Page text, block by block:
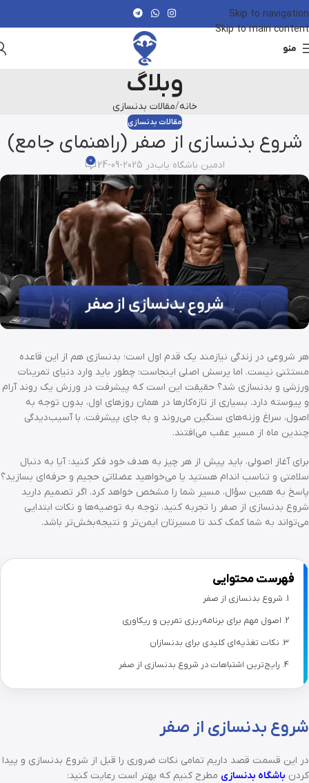
Skip to navigation
Skip to main content
منو
وبلاگ
خانه مقالات بدنسازی
مقالات بدنسازی
شروع بدنسازی از صفر (راهنمای جامع)
ادمین باشگاه یابدر 2025-09-24 0
هر شروعی در زندگی نیازمند یک قدم اول است؛ بدنسازی هم از این قاعده
مستثنی نیست. اما پرسش اصلی اینجاست: چطور باید وارد دنیای تمرینات
ورزشی و بدنسازی شد؟ حقیقت این است که پیشرفت در ورزش یک روند آرام
و پیوسته دارد. بسیاری از تازه‌کارها در همان روزهای اول، بدون توجه به
اصول، سراغ وزنه‌های سنگین می‌روند و به جای پیشرفت، با آسیب‌دیدگی
چندین ماه از مسیر عقب می‌افتند.
برای آغاز اصولی، باید پیش از هر چیز به هدف خود فکر کنید: آیا به دنبال
سلامتی و تناسب اندام هستید یا می‌خواهید عضلاتی حجیم و حرفه‌ای بسازید؟
پاسخ به همین سؤال، مسیر شما را مشخص خواهد کرد. اگر تصمیم دارید
شروع بدنسازی از صفر را تجربه کنید، توجه به توصیه‌ها و نکات ابتدایی
می‌تواند به شما کمک کند تا مسیرتان ایمن‌تر و نتیجه‌بخش‌تر باشد.
فهرست محتوایی
شروع بدنسازی از صفر
اصول مهم برای برنامه‌ریزی تمرین و ریکاوری
نکات تغذیه‌ای کلیدی برای بدنسازان
رایج‌ترین اشتباهات در شروع بدنسازی از صفر
شروع بدنسازی از صفر
در این قسمت قصد داریم تمامی نکات ضروری را قبل از شروع بدنسازی و پیدا
کردن باشگاه بدنسازی مطرح کنیم که بهتر است رعایت کنید: